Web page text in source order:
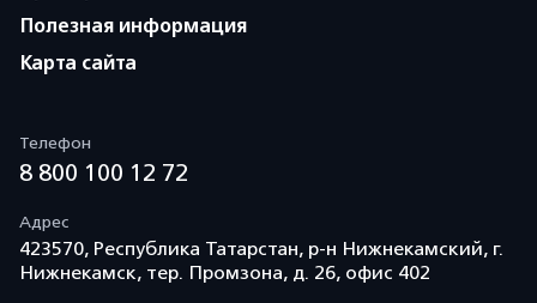
Полезная информация
Карта сайта
Телефон
8 800 100 12 72
Адрес
423570, Республика Татарстан, р-н Нижнекамский, г.
Нижнекамск, тер. Промзона, д. 26, офис 402